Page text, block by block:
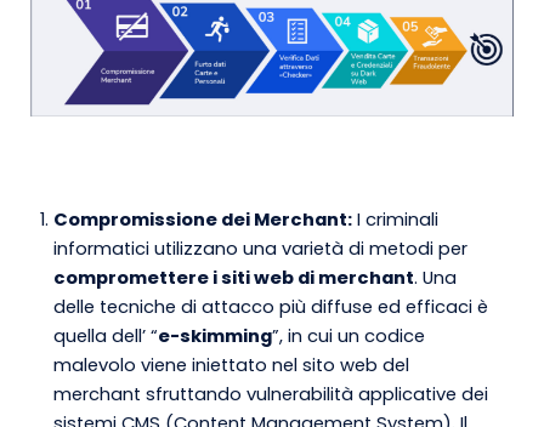
Compromissione dei Merchant: I criminali
informatici utilizzano una varietà di metodi per
compromettere i siti web di merchant. Una
delle tecniche di attacco più diffuse ed efficaci è
quella dell’ “e-skimming”, in cui un codice
malevolo viene iniettato nel sito web del
merchant sfruttando vulnerabilità applicative dei